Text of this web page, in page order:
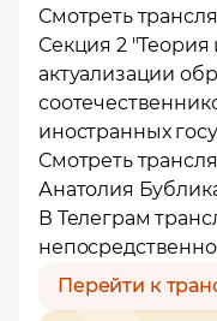
Смотреть
Секция 2
актуализации
иностранных
Смотреть
Анатолия
В Телеграм
Перейти к